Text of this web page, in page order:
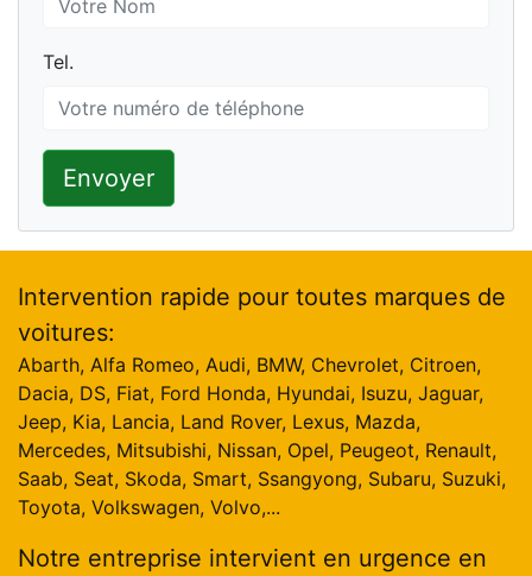
Tel.
Tel.
Envoyer
Intervention rapide pour toutes marques de
voitures:
Abarth, Alfa Romeo, Audi, BMW, Chevrolet, Citroen,
Dacia, DS, Fiat, Ford Honda, Hyundai, Isuzu, Jaguar,
Jeep, Kia, Lancia, Land Rover, Lexus, Mazda,
Mercedes, Mitsubishi, Nissan, Opel, Peugeot, Renault,
Saab, Seat, Skoda, Smart, Ssangyong, Subaru, Suzuki,
Toyota, Volkswagen, Volvo,...
Notre entreprise intervient en urgence en